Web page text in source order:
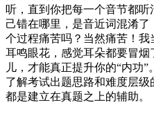
听，直到你把每一个音节都
己错在哪里，是音近词混淆
个过程痛苦吗？当然痛苦！
耳鸣眼花，感觉耳朵都要冒烟
儿，才能真正提升你的“内功”
了解考试出题思路和难度层级
都是建立在真题之上的辅助。